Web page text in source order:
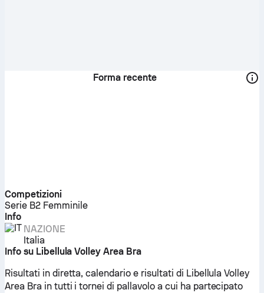
Forma recente
Competizioni
Serie B2 Femminile
Info
NAZIONE
Italia
Info su Libellula Volley Area Bra
Risultati in diretta, calendario e risultati di Libellula Volley
Area Bra in tutti i tornei di pallavolo a cui ha partecipato